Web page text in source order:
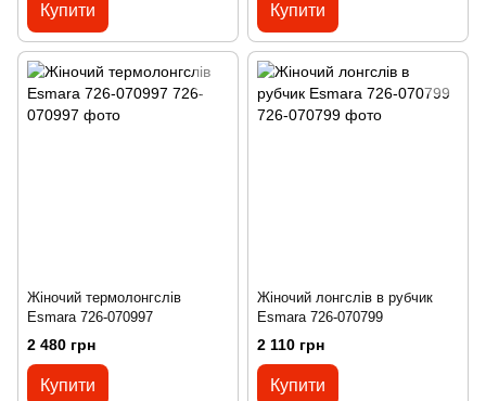
Купити Купити
Жіночий термолонгслів
Esmara 726-070997
2 480 грн
Купити
Жіночий лонгслів в рубчик
Esmara 726-070799
2 110 грн
Купити